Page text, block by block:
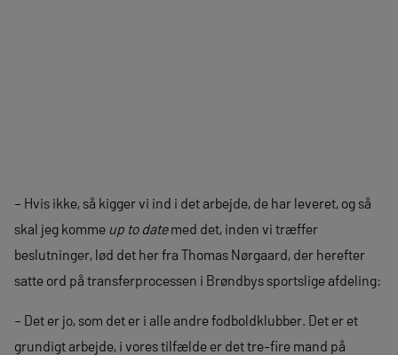
– Hvis ikke, så kigger vi ind i det arbejde, de har leveret, og så
skal jeg komme up to datemed det, inden vi træffer
beslutninger, lød det her fra Thomas Nørgaard, der herefter
satte ord på transferprocessen i Brøndbys sportslige afdeling:
– Det er jo, som det er i alle andre fodboldklubber. Det er et
grundigt arbejde, i vores tilfælde er det tre-fire mand på